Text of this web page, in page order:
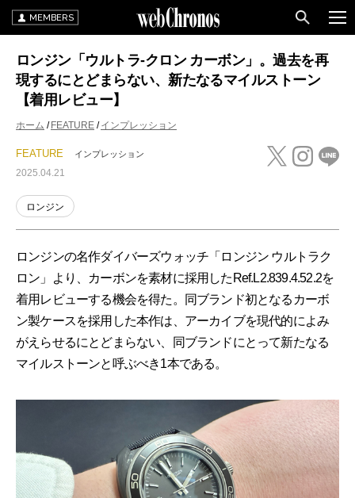
MEMBERS
ロンジン「ウルトラ-クロン カーボン」。過去を再
現するにとどまらない、新たなるマイルストーン
【着用レビュー】
ホーム FEATURE インプレッション
FEATURE インプレッション
2025.04.21
ロンジン
ロンジンの名作ダイバーズウォッチ「ロンジン ウルトラク
ロン」より、カーボンを素材に採用したRef.L2.839.4.52.2を
着用レビューする機会を得た。同ブランド初となるカーボ
ン製ケースを採用した本作は、アーカイブを現代的によみ
がえらせるにとどまらない、同ブランドにとって新たなる
マイルストーンと呼ぶべき1本である。